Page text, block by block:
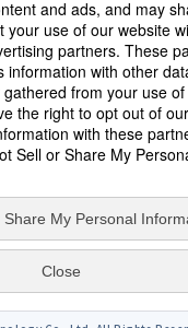
い
ライセンス
用規約
評価版を試
項人権方針契約発注取引規
についてプライバシーポリシー
倫理原則
ントに関する当社の考え方